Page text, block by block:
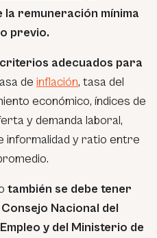
la remuneración mínima
previo.
adecuados para
de inflación, tasa del
económico, índices de
y demanda laboral,
informalidad y ratio entre
también se debe tener
Nacional del
y del Ministerio de